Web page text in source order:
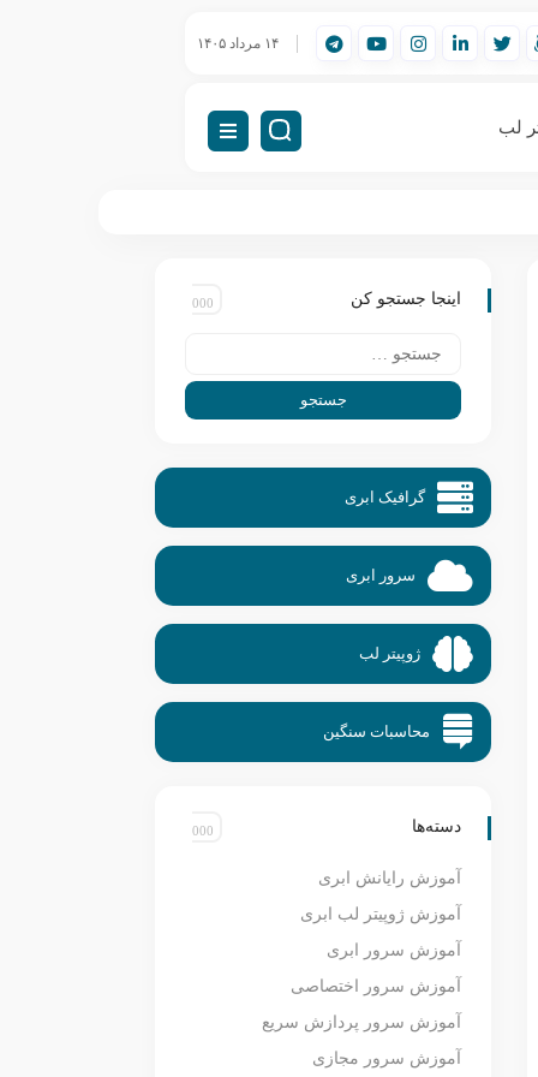
ورک‌استیشن مهندسی (Workstation) چیست؟ ۱۴ مرداد ۱۴۰۵
لب
اینجا جستجو کن
گرافیک ابری
سرور ابری
ژوپیتر لب
محاسبات سنگین
دسته‌ها
آموزش رایانش ابری
آموزش ژوپیتر لب ابری
آموزش سرور ابری
آموزش سرور اختصاصی
آموزش سرور پردازش سریع
آموزش سرور مجازی